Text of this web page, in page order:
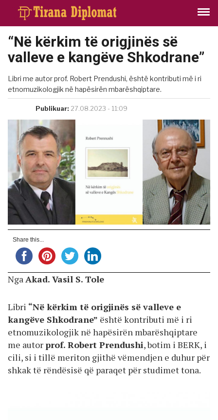
“Në kërkim të origjinës së
valleve e kangëve Shkodrane”
Libri me autor prof. Robert Prendushi, është kontributi më i ri
etnomuzikologjik në hapësirën mbarëshqiptare.
Publikuar: 27.08.2023 - 11:09
Share this...
Nga Akad. Vasil S. Tole
Libri “Në kërkim të origjinës së valleve e
kangëve Shkodrane” është kontributi më i ri
etnomuzikologjik në hapësirën mbarëshqiptare
me autor prof. Robert Prendushi, botim i BERK, i
cili, si i tillë meriton gjithë vëmendjen e duhur për
shkak të rëndësisë që paraqet për studimet tona.